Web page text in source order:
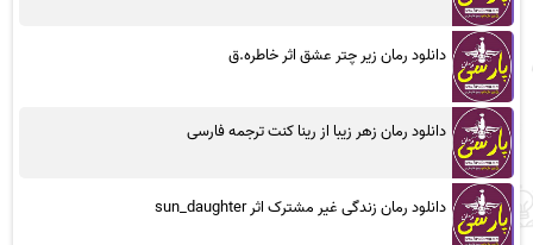
دانلود رمان زیر چتر عشق اثر خاطره.ق
دانلود رمان زهر زیبا از رینا کنت ترجمه فارسی
دانلود رمان زندگی غیر مشترک اثر sun_daughter